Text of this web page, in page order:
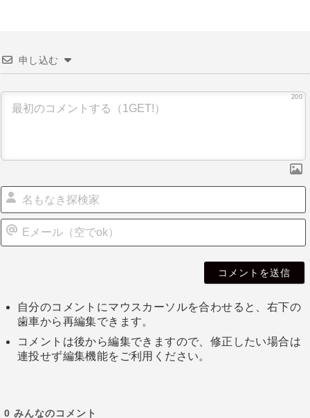
申し込む
200
自分のコメントにマウスカーソルを合わせると、右下の
歯車から再編集できます。
コメントは後から編集できますので、修正したい場合は
連投せず編集機能をご利用ください。
0 みんなのコメント